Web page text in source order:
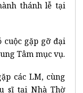
thánh lễ tại
cuộc gặp gỡ đại
Tâm mục vụ.
các LM, cùng
sĩ tại Nhà Thờ